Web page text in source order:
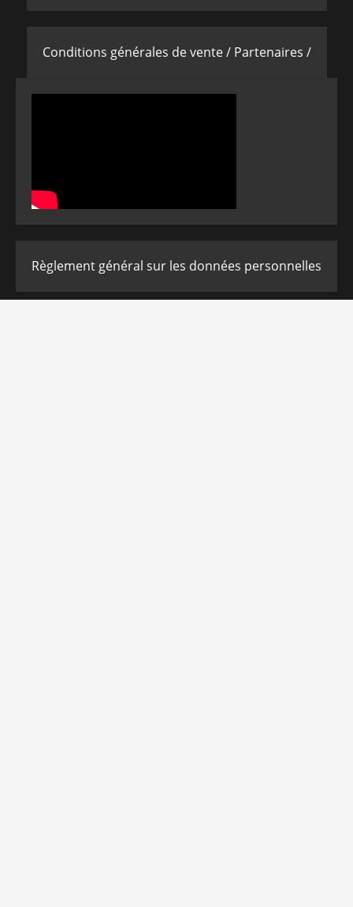
Conditions générales de vente / Partenaires /
Règlement général sur les données personnelles